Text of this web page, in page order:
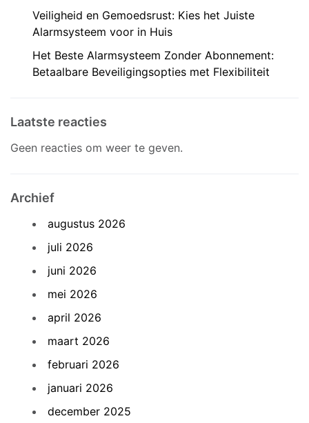
Veiligheid en Gemoedsrust: Kies het Juiste
Alarmsysteem voor in Huis
Het Beste Alarmsysteem Zonder Abonnement:
Betaalbare Beveiligingsopties met Flexibiliteit
Laatste reacties
Geen reacties om weer te geven.
Archief
augustus 2026
juli 2026
juni 2026
mei 2026
april 2026
maart 2026
februari 2026
januari 2026
december 2025